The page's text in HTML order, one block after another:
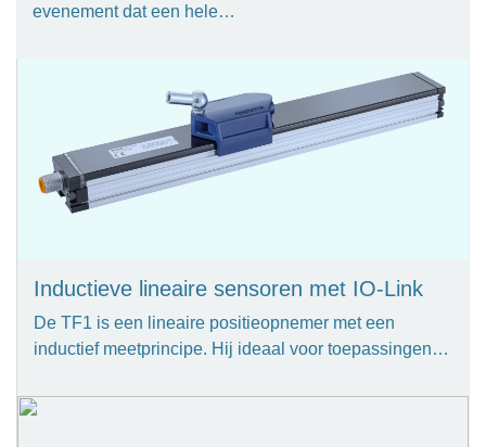
evenement dat een hele…
Inductieve lineaire sensoren met IO-Link
De TF1 is een lineaire positieopnemer met een
inductief meetprincipe. Hij ideaal voor toepassingen…